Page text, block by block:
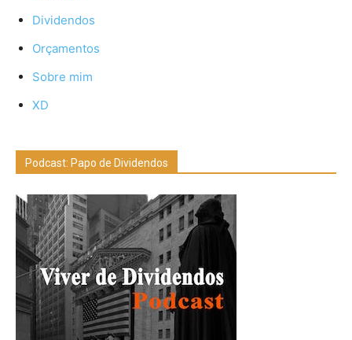
Dividendos
Orçamentos
Sobre mim
XD
Podcast: Papo de Dividendos